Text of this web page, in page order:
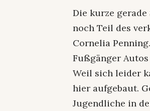
Die kurze
noch Teil des
Cornelia
Fußgänger
Weil sich leider
hier aufgebaut.
Jugendliche in